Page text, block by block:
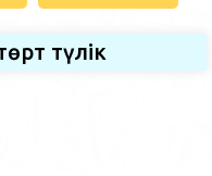
түлік